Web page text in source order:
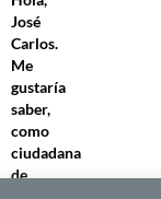
José
Carlos.
Me
gustaría
saber,
como
ciudadana
de